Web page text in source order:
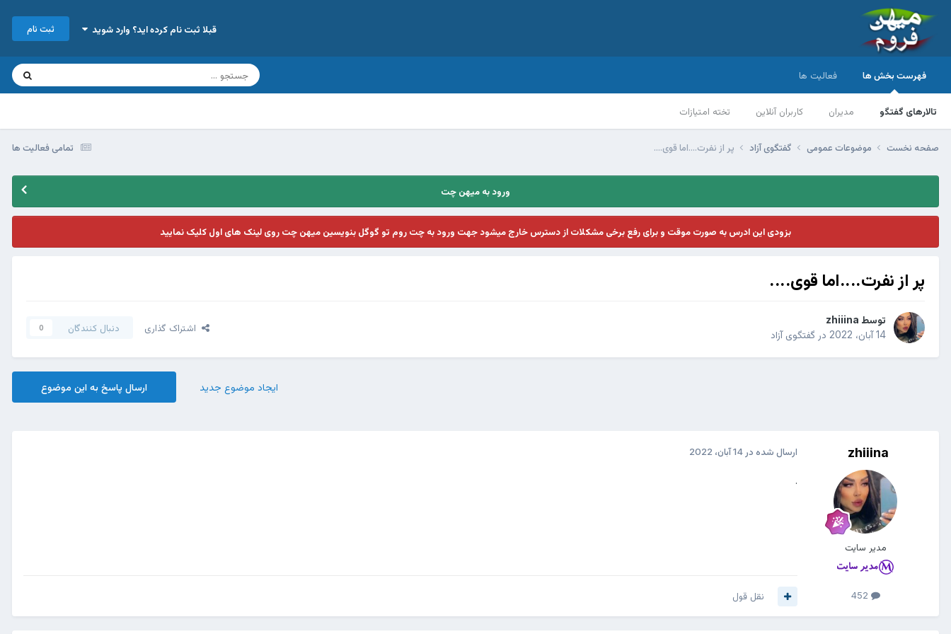
قبلا ثبت نام کرده اید؟ وارد شوید ثبت نام
فهرست بخش ها
تالارهای گفتگو مدیران کاربران آنلاین تخته امتیازات
فعالیت ها
تمامی فعالیت ها صفحه نخست موضوعات عمومی گفتگوی آزاد پر از نفرت....اما قوی....
ورود به میهن چت
بزودی این ادرس به صورت موقت و برای رفع برخی مشکلات از دسترس خارج میشود جهت ورود به چت روم تو گوگل بنویسین میهن چت روی لینک های اول کلیک نمایید
پر از نفرت....اما قوی....
توسط zhiiina
14 آبان، 2022
در گفتگوی آزاد
اشتراک گذاری دنبال کنندگان 0
ارسال پاسخ به این موضوع ایجاد موضوع جدید
zhiiina
مدیر سایت
ارسال شده در 14 آبان، 2022
.
نقل قول